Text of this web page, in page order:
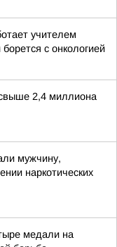
учителем
с онкологией
2,4 миллиона
мужчину,
наркотических
медали на